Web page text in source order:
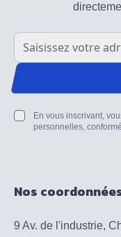
Adresse email
En vous inscrivant,
personnelles,
Nos
9 Av. de l'industrie,